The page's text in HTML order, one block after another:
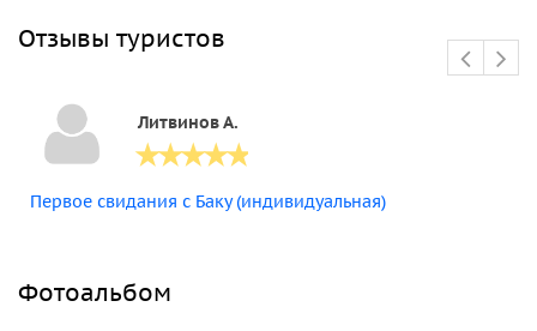
Отзывы туристов
Литвинов А.
Первое свидания с Баку (индивидуальная)
Фотоальбом